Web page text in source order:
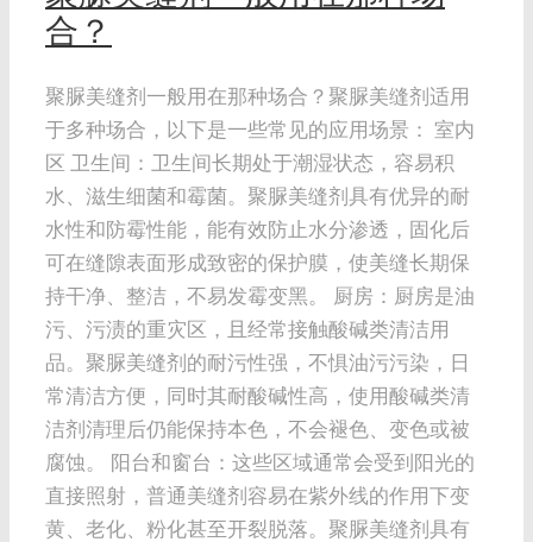
合？
聚脲美缝剂一般用在那种场合？聚脲美缝剂适用
于多种场合，以下是一些常见的应用场景： 室内
区 卫生间：卫生间长期处于潮湿状态，容易积
水、滋生细菌和霉菌。聚脲美缝剂具有优异的耐
水性和防霉性能，能有效防止水分渗透，固化后
可在缝隙表面形成致密的保护膜，使美缝长期保
持干净、整洁，不易发霉变黑。 厨房：厨房是油
污、污渍的重灾区，且经常接触酸碱类清洁用
品。聚脲美缝剂的耐污性强，不惧油污污染，日
常清洁方便，同时其耐酸碱性高，使用酸碱类清
洁剂清理后仍能保持本色，不会褪色、变色或被
腐蚀。 阳台和窗台：这些区域通常会受到阳光的
直接照射，普通美缝剂容易在紫外线的作用下变
黄、老化、粉化甚至开裂脱落。聚脲美缝剂具有